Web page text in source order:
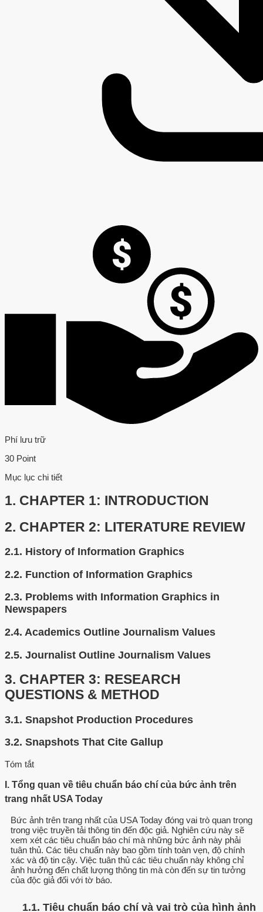
Phí lưu trữ
30 Point
Mục lục chi tiết
1. CHAPTER 1: INTRODUCTION
2. CHAPTER 2: LITERATURE REVIEW
2.1. History of Information Graphics
2.2. Function of Information Graphics
2.3. Problems with Information Graphics in
Newspapers
2.4. Academics Outline Journalism Values
2.5. Journalist Outline Journalism Values
3. CHAPTER 3: RESEARCH
QUESTIONS & METHOD
3.1. Snapshot Production Procedures
3.2. Snapshots That Cite Gallup
Tóm tắt
I. Tổng quan về tiêu chuẩn báo chí của bức ảnh trên
trang nhất USA Today
Bức ảnh trên trang nhất của USA Today đóng vai trò quan trọng
trong việc truyền tải thông tin đến độc giả. Nghiên cứu này sẽ
xem xét các tiêu chuẩn báo chí mà những bức ảnh này phải
tuân thủ. Các tiêu chuẩn này bao gồm tính toàn vẹn, độ chính
xác và độ tin cậy. Việc tuân thủ các tiêu chuẩn này không chỉ
ảnh hưởng đến chất lượng thông tin mà còn đến sự tin tưởng
của độc giả đối với tờ báo.
1.1. Tiêu chuẩn báo chí và vai trò của hình ảnh